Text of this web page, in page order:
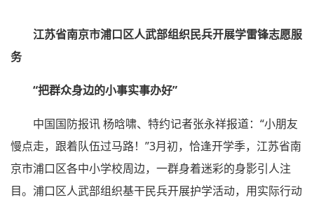
江苏省南京市浦口区人武部组织民兵开展学雷锋志愿服
务
“把群众身边的小事实事办好”
中国国防报讯 杨晗啸、特约记者张永祥报道：“小朋友
慢点走，跟着队伍过马路！”3月初，恰逢开学季，江苏省南
京市浦口区各中小学校周边，一群身着迷彩的身影引人注
目。浦口区人武部组织基干民兵开展护学活动，用实际行动